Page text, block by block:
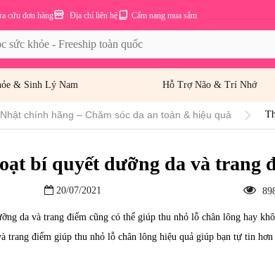
Cẩm nang mua sắm
Địa chỉ liên hệ
cứu đơn hàng
& Sinh Lý Nam Hỗ Trợ Não & Trí Nhớ
chính hãng – Chăm sóc da an toàn & hiệu quả
bí quyết dưỡng da và trang
20/07/2021
da và trang điểm cũng có thể giúp thu nhỏ lỗ chân lông hay
trang điểm giúp thu nhỏ lỗ chân lông hiệu quả giúp bạn tự tin